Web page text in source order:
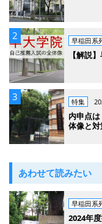
早稲田系
【解説
特集
内申点
体像と対
あわせて読みたい
早稲田系
2024年